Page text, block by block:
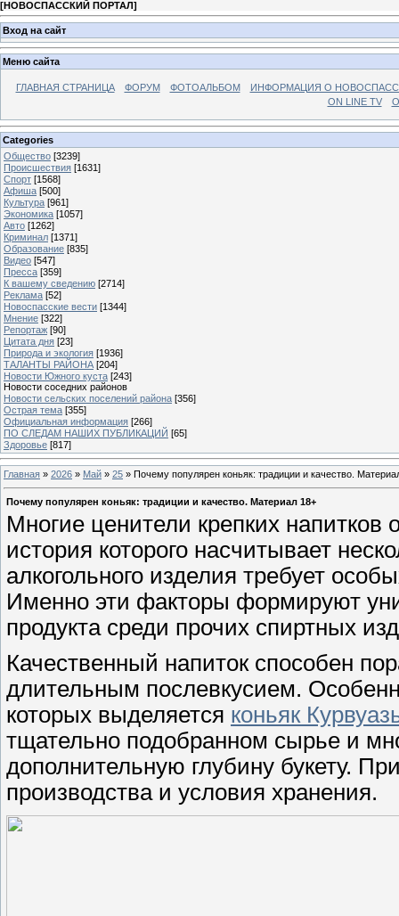
[НОВОСПАССКИЙ ПОРТАЛ]
Вход на сайт
Меню сайта
ГЛАВНАЯ СТРАНИЦА ФОРУМ ФОТОАЛЬБОМ
ИНФОРМАЦИЯ О
ON LINE TV
Categories
Общество [3239]
Происшествия [1631]
Спорт [1568]
Афиша [500]
Культура [961]
Экономика [1057]
Авто [1262]
Криминал [1371]
Образование [835]
Видео [547]
Пресса [359]
К вашему сведению [2714]
Реклама [52]
Новоспасские вести [1344]
Мнение [322]
Репортаж [90]
Цитата дня [23]
Природа и экология [1936]
ТАЛАНТЫ РАЙОНА [204]
Новости Южного куста [243]
Новости соседних районов
Новости сельских поселений района [356]
Острая тема [355]
Официальная информация [266]
ПО СЛЕДАМ НАШИХ ПУБЛИКАЦИЙ [65]
Здоровье [817]
Главная » 2026 » Май » 25 » Почему популярен коньяк: традиции и качество.
Почему популярен коньяк: традиции и качество. Материал 18+
Многие ценители крепких напитков
история которого насчитывает
алкогольного изделия требует
Именно эти факторы формируют
продукта среди прочих спиртных
Качественный напиток способен
длительным послевкусием.
которых выделяется коньяк
тщательно подобранном сырье и
дополнительную глубину букету.
производства и условия хранения.